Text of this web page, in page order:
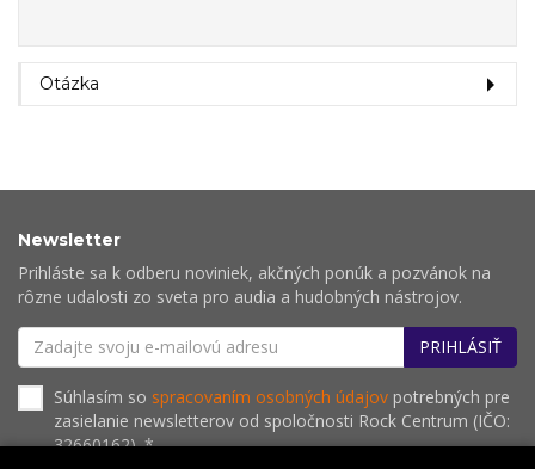
Otázka
Newsletter
Prihláste sa k odberu noviniek, akčných ponúk a pozvánok na
rôzne udalosti zo sveta pro audia a hudobných nástrojov.
PRIHLÁSIŤ
Súhlasím so spracovaním osobných údajov potrebných pre
zasielanie newsletterov od spoločnosti Rock Centrum (IČO:
32660162). *